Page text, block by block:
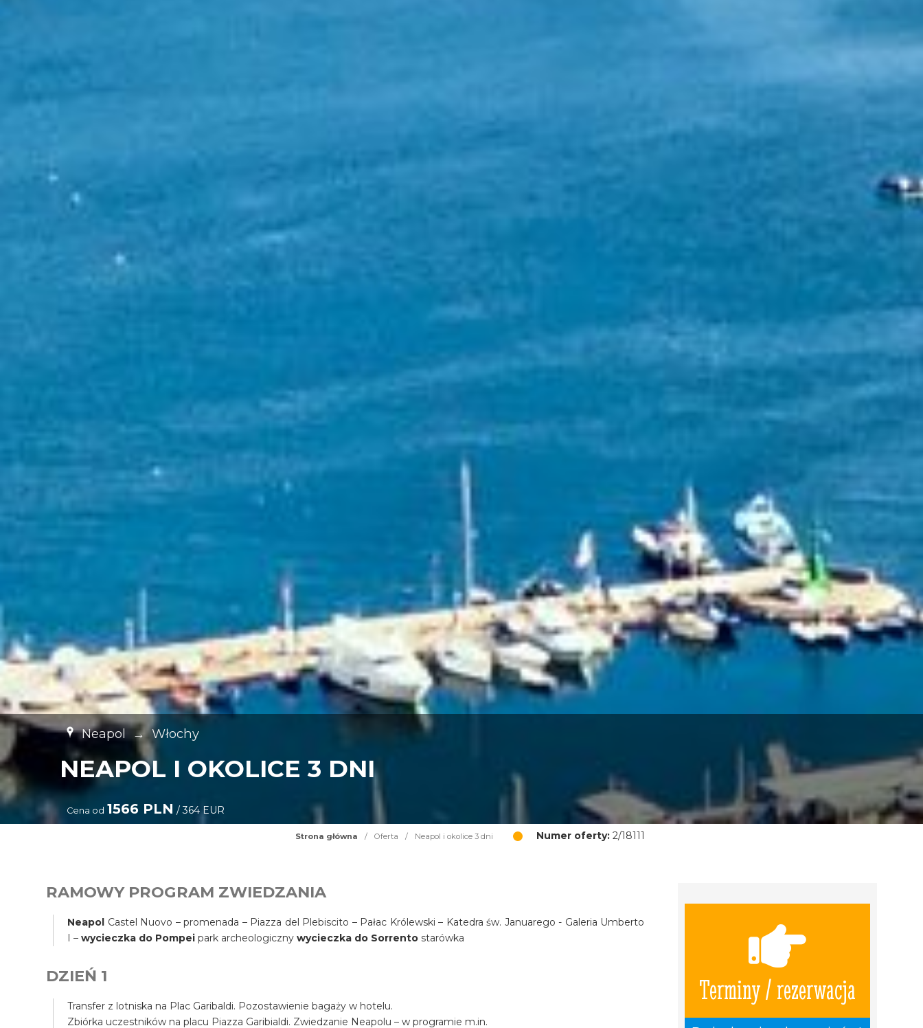
Neapol → Włochy
NEAPOL I OKOLICE 3 DNI
Cena od 1566 PLN / 364 EUR
Strona główna / Oferta / Neapol i okolice 3 dni Numer oferty: 2/18111
Terminy / rezerwacja
RAMOWY PROGRAM ZWIEDZANIA
Neapol Castel Nuovo – promenada – Piazza del Plebiscito – Pałac Królewski – Katedra św. Januarego - Galeria Umberto
I –wycieczka do Pompeipark archeologicznywycieczka do Sorrento starówka
DZIEŃ 1
Transfer z lotniska na Plac Garibaldi. Pozostawienie bagaży w hotelu.
Zbiórka uczestników na placu Piazza Garibialdi. Zwiedzanie Neapolu – w programie m.in.